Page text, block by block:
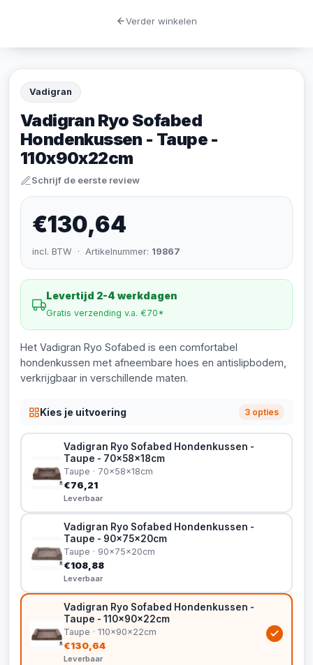
Vadigran
Vadigran Ryo Sofabed
Hondenkussen - Taupe -
110x90x22cm
Schrijf de eerste review
€130,64
incl. BTW · Artikelnummer: 19867
Levertijd 2-4 werkdagen
Gratis verzending v.a. €70*
Het Vadigran Ryo Sofabed is een comfortabel
hondenkussen met afneembare hoes en antislipbodem,
verkrijgbaar in verschillende maten.
Kies je uitvoering 3 opties
Vadigran Ryo Sofabed Hondenkussen -
Taupe - 70x58x18cm
Taupe · 70x58x18cm
€76,21
Leverbaar
Vadigran Ryo Sofabed Hondenkussen -
Taupe - 90x75x20cm
Taupe · 90x75x20cm
€108,88
Leverbaar
Vadigran Ryo Sofabed Hondenkussen -
Taupe - 110x90x22cm
Taupe · 110x90x22cm
€130,64
Leverbaar
Verder winkelen